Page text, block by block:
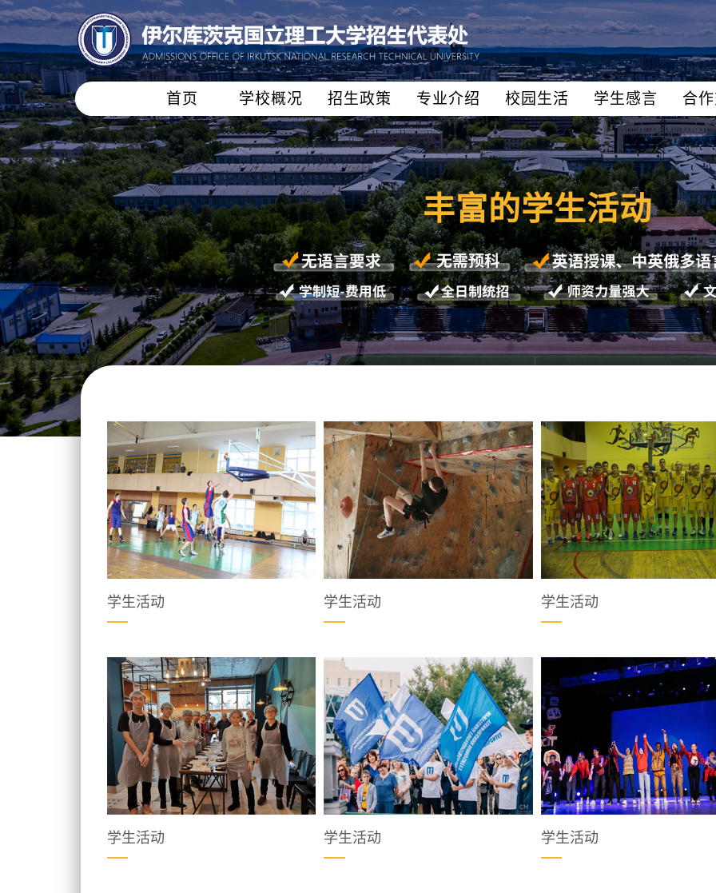
首页 学校概况 招生政策 专业介绍 校园生活 学生感言 合
丰富的学生活动
学生活动 学生活动 学生活动
学生活动 学生活动 学生活动